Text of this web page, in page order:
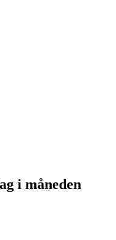
i måneden